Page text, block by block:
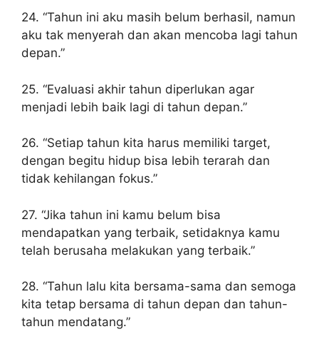
24. “Tahun ini aku masih belum berhasil, namun
aku tak menyerah dan akan mencoba lagi tahun
depan.”
25. “Evaluasi akhir tahun diperlukan agar
menjadi lebih baik lagi di tahun depan.”
26. “Setiap tahun kita harus memiliki target,
dengan begitu hidup bisa lebih terarah dan
tidak kehilangan fokus.”
27. “Jika tahun ini kamu belum bisa
mendapatkan yang terbaik, setidaknya kamu
telah berusaha melakukan yang terbaik.”
28. “Tahun lalu kita bersama-sama dan semoga
kita tetap bersama di tahun depan dan tahun-
tahun mendatang.”